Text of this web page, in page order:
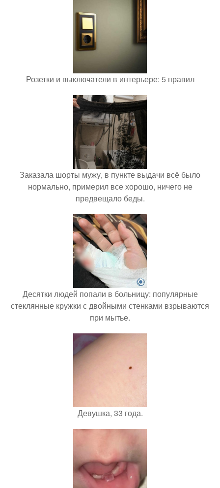
Розетки и выключатели в интерьере: 5 правил
Заказала шорты мужу, в пункте выдачи всё было
нормально, примерил все хорошо, ничего не
предвещало беды.
Десятки людей попали в больницу: популярные
стеклянные кружки с двойными стенками взрываются
при мытье.
Девушка, 33 года.